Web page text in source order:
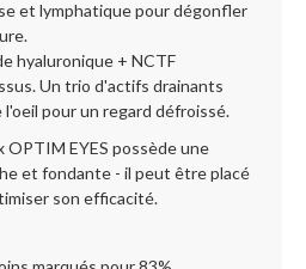
et lymphatique pour dégonfler
hyaluronique + NCTF
Un trio d'actifs drainants
pour un regard défroissé.
OPTIM EYES possède une
et fondante - il peut être placé
son efficacité.